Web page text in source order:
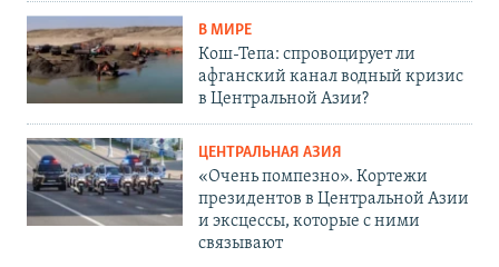
В МИРЕ
Кош-Тепа: спровоцирует ли
афганский канал водный кризис
в Центральной Азии?
ЦЕНТРАЛЬНАЯ АЗИЯ
«Очень помпезно». Кортежи
президентов в Центральной Азии
и эксцессы, которые с ними
связывают